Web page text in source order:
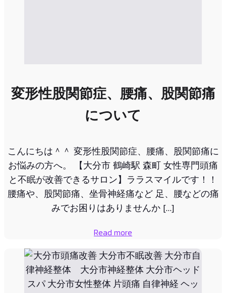
変形性股関節症、腰痛、股関節痛
について
こんにちは＾＾ 変形性股関節症、腰痛、股関節痛に
お悩みの方へ。 【大分市 鶴崎駅 森町 女性専門頭痛
と不眠が改善できるサロン】ララスマイルです！！
腰痛や、股関節痛、坐骨神経痛など 足、腰などの痛
みでお困りはありませんか […]
Read more